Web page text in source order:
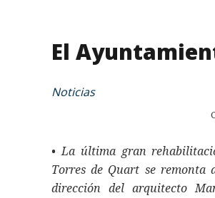
El
Noticias
• La última gran
Torres de Quart se remonta
dirección del arquitecto